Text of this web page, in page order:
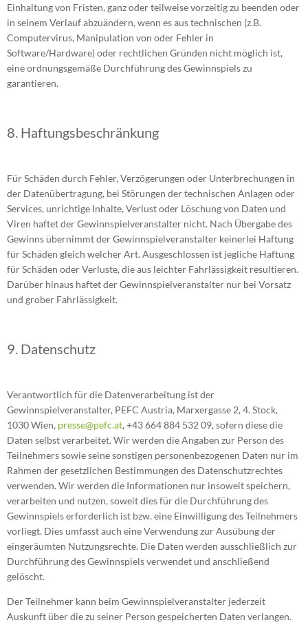
Einhaltung von Fristen, ganz oder teilweise vorzeitig zu beenden oder
in seinem Verlauf abzuändern, wenn es aus technischen (z.B.
Computervirus, Manipulation von oder Fehler in
Software/Hardware) oder rechtlichen Gründen nicht möglich ist,
eine ordnungsgemäße Durchführung des Gewinnspiels zu
garantieren.
8. Haftungsbeschränkung
Für Schäden durch Fehler, Verzögerungen oder Unterbrechungen in
der Datenübertragung, bei Störungen der technischen Anlagen oder
Services, unrichtige Inhalte, Verlust oder Löschung von Daten und
Viren haftet der Gewinnspielveranstalter nicht. Nach Übergabe des
Gewinns übernimmt der Gewinnspielveranstalter keinerlei Haftung
für Schäden gleich welcher Art. Ausgeschlossen ist jegliche Haftung
für Schäden oder Verluste, die aus leichter Fahrlässigkeit resultieren.
Darüber hinaus haftet der Gewinnspielveranstalter nur bei Vorsatz
und grober Fahrlässigkeit.
9. Datenschutz
Verantwortlich für die Datenverarbeitung ist der
Gewinnspielveranstalter, PEFC Austria, Marxergasse 2, 4. Stock,
1030 Wien, presse@pefc.at, +43 664 884 532 09, sofern diese die
Daten selbst verarbeitet. Wir werden die Angaben zur Person des
Teilnehmers sowie seine sonstigen personenbezogenen Daten nur im
Rahmen der gesetzlichen Bestimmungen des Datenschutzrechtes
verwenden. Wir werden die Informationen nur insoweit speichern,
verarbeiten und nutzen, soweit dies für die Durchführung des
Gewinnspiels erforderlich ist bzw. eine Einwilligung des Teilnehmers
vorliegt. Dies umfasst auch eine Verwendung zur Ausübung der
eingeräumten Nutzungsrechte. Die Daten werden ausschließlich zur
Durchführung des Gewinnspiels verwendet und anschließend
gelöscht.
Der Teilnehmer kann beim Gewinnspielveranstalter jederzeit
Auskunft über die zu seiner Person gespeicherten Daten verlangen.